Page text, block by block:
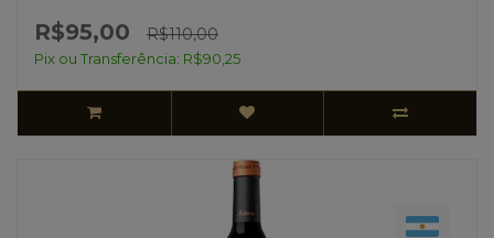
R$95,00 R$110,00
Pix ou Transferência: R$90,25